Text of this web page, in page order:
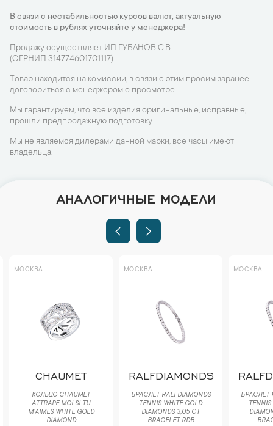
В связи с нестабильностью курсов валют, актуальную
стоимость в рублях уточняйте у менеджера!
Продажу осуществляет ИП ГУБАНОВ С.В.
(ОГРНИП 314774601701117)
Товар находится на комиссии, в связи с этим просим заранее
договориться с менеджером о просмотре.
Мы гарантируем, что все изделия оригинальные, исправные,
прошли предпродажную подготовку.
Мы не являемся дилерами данной марки, все часы имеют
владельца.
АНАЛОГИЧНЫЕ МОДЕЛИ
МОСКВА
CHAUMET
КОЛЬЦО CHAUMET
ATTRAPE MOI SI TU
M'AIMES WHITE GOLD
DIAMOND
МОСКВА
RALFDIAMONDS
БРАСЛЕТ RALFDIAMONDS
TENNIS WHITE GOLD
DIAMONDS 3,05 CT
BRACELET RDB
МОСКВА
БРАСЛЕТ